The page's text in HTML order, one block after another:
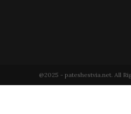
@2025 - pateshestvia.net. All